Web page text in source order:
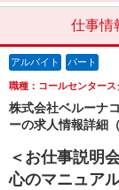
仕事情
アルバイト パート
職種：コールセンタース
株式会社ベルーナ
ーの求人情報詳細
＜お仕事説明
心のマニュア